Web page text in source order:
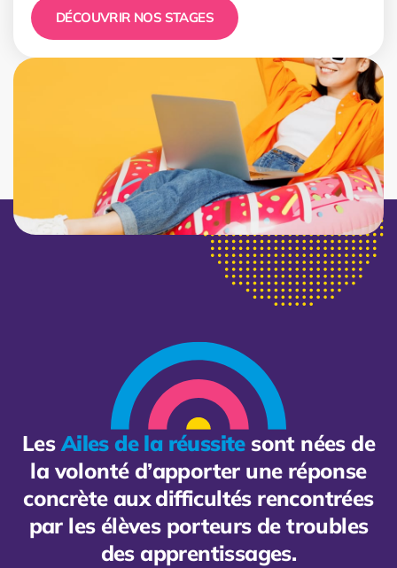
DÉCOUVRIR NOS STAGES
LesAiles de la réussitesont nées de
la volonté d’apporter une réponse
concrète aux difficultés rencontrées
par les élèves porteurs de troubles
des apprentissages.